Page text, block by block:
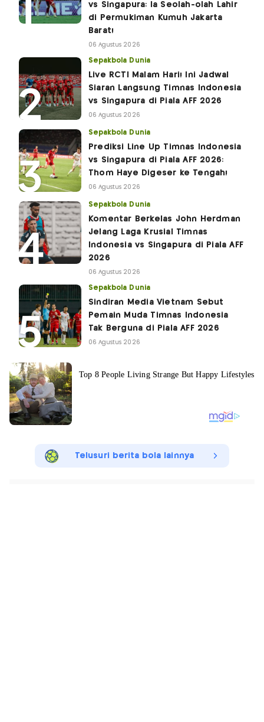
vs Singapura: Ia Seolah-olah Lahir
di Permukiman Kumuh Jakarta
Barat!
06 Agustus 2026
Sepakbola Dunia
Live RCTI Malam Hari! Ini Jadwal
Siaran Langsung Timnas Indonesia
vs Singapura di Piala AFF 2026
06 Agustus 2026
Sepakbola Dunia
Prediksi Line Up Timnas Indonesia
vs Singapura di Piala AFF 2026:
Thom Haye Digeser ke Tengah!
06 Agustus 2026
Sepakbola Dunia
Komentar Berkelas John Herdman
Jelang Laga Krusial Timnas
Indonesia vs Singapura di Piala AFF
2026
06 Agustus 2026
Sepakbola Dunia
Sindiran Media Vietnam Sebut
Pemain Muda Timnas Indonesia
Tak Berguna di Piala AFF 2026
06 Agustus 2026
Telusuri berita bola lainnya